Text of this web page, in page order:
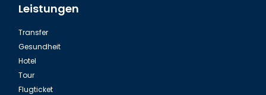
Leistungen
Transfer
Gesundheit
Hotel
Tour
Flugticket